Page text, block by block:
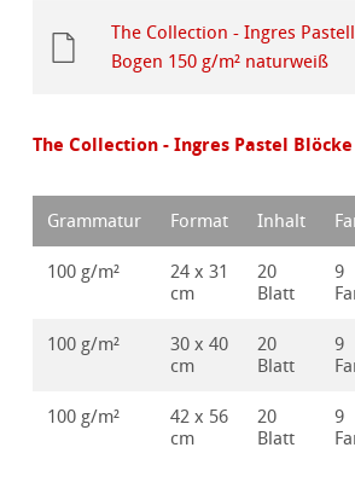
The Collection - Ingres Pastell
Bogen 150 g/m² naturweiß
The Collection - Ingres Pastel
Grammatur Format Inhalt
100 g/m²
24 x 31
cm
20
Blatt
9
100 g/m²
30 x 40
cm
20
Blatt
9
100 g/m²
42 x 56
cm
20
Blatt
9